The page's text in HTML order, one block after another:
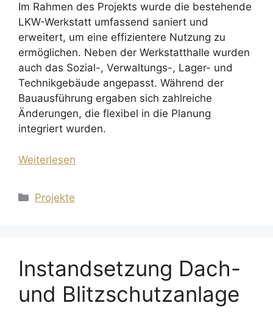
Im Rahmen des Projekts wurde die bestehende
LKW-Werkstatt umfassend saniert und
erweitert, um eine effizientere Nutzung zu
ermöglichen. Neben der Werkstatthalle wurden
auch das Sozial-, Verwaltungs-, Lager- und
Technikgebäude angepasst. Während der
Bauausführung ergaben sich zahlreiche
Änderungen, die flexibel in die Planung
integriert wurden.
Weiterlesen
Kategorien
Projekte
Instandsetzung Dach-
und Blitzschutzanlage